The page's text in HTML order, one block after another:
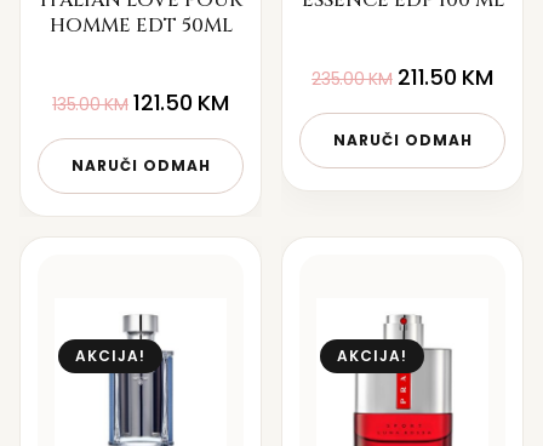
HOMME EDT 50ML
135.00KM 121.50 KM
NARUČI ODMAH
235.00KM 211.50 KM
NARUČI ODMAH
AKCIJA! AKCIJA!